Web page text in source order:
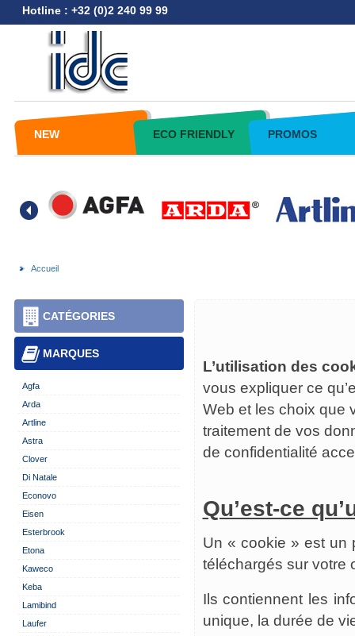
Hotline : +32 (0)2 240 99 99
NEW ECO FRIENDLY PROMOS
Accueil
CATÉGORIES
MARQUES
Agfa
Arda
Artline
Astra
Clover
Di Natale
Econovo
Eisen
Esterbrook
Etona
Kaweco
Keba
Lamibind
Laufer
L’utilisation des
vous expliquer ce
Web et les choix que
traitement de vos
de confidentialité
Qu’est-ce
Un « cookie » est un
téléchargés sur votre
Ils contiennent les
unique, la durée de